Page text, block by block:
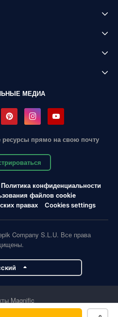
МЕДИА
ресурсы прямо на свою почту
Политика конфиденциальности
файлов cookie
правах
Cookies settings
Company S.L.U. Все права
Magnific